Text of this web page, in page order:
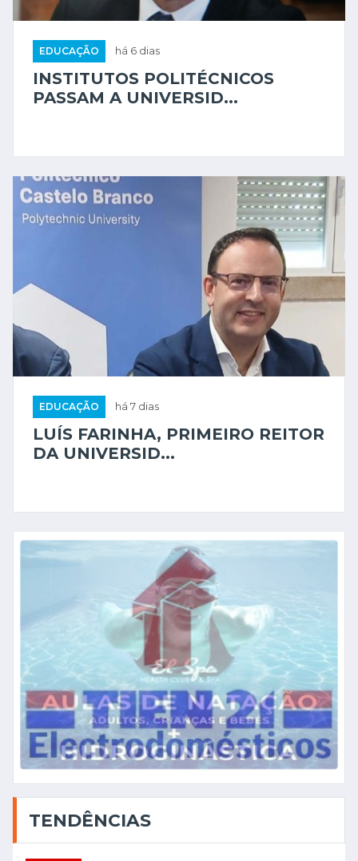
EDUCAÇÃO há 6 dias
INSTITUTOS POLITÉCNICOS
PASSAM A UNIVERSID...
EDUCAÇÃO há 7 dias
LUÍS FARINHA, PRIMEIRO REITOR
DA UNIVERSID...
TENDÊNCIAS